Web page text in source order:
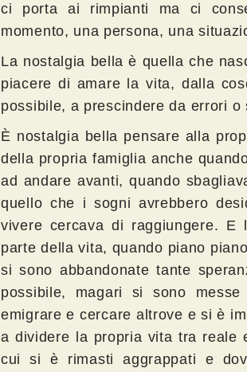
ci porta ai rimpianti ma ci
momento, una persona, una
La nostalgia bella è quella che
piacere di amare la vita, dalla
possibile, a prescindere da errori o
È nostalgia bella pensare alla
della propria famiglia anche
ad andare avanti, quando
quello che i sogni avrebbero
vivere cercava di raggiungere.
parte della vita, quando piano
si sono abbandonate tante
possibile, magari si sono
emigrare e cercare altrove e si è
a dividere la propria vita tra reale
cui si è rimasti aggrappati e